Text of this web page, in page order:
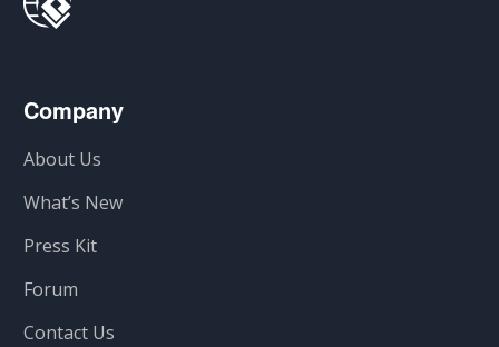
Company
About Us
What’s New
Press Kit
Forum
Contact Us